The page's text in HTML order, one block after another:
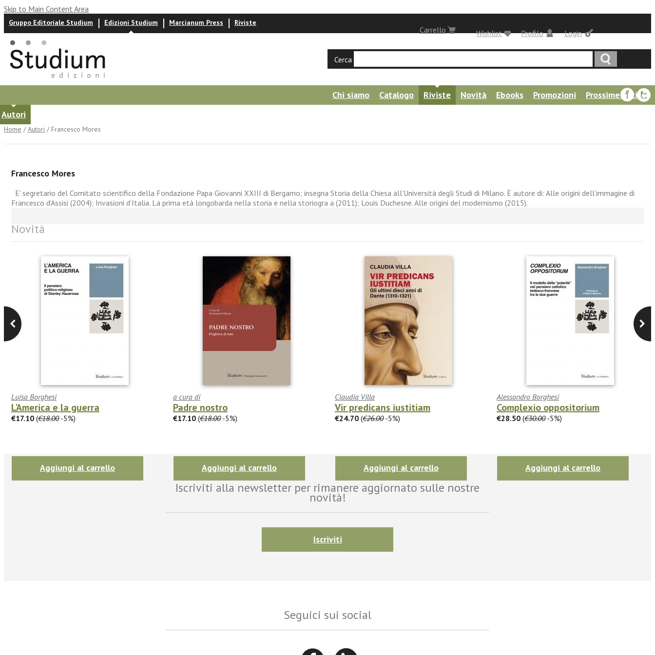
Skip to Main Content Area
Login
Carrello
Gruppo Editoriale Studium Edizioni Studium Marcianum Press Riviste
Profilo
Wishlist
Cerca
Chi siamo Catalogo Riviste Novità Ebooks Promozioni
Prossime uscite
Autori
Home /Autori / Francesco Mores
Francesco Mores
E' segretario del Comitato scientifico della Fondazione Papa Giovanni XXIII di Bergamo; insegna Storia della Chiesa all'Università degli Studi di Milano. È autore di: Alle origini dell’immagine di
Francesco d’Assisi (2004); Invasioni d’Italia. La prima età longobarda nella storia e nella storiogra a (2011); Louis Duchesne. Alle origini del modernismo (2015).
Novità
Luisa Borghesi
L'America e la guerra
€17.10 (€18.00-5%)
Aggiungi al carrello
a cura di
Padre nostro
€17.10 (€18.00-5%)
Aggiungi al carrello
Claudia Villa
Vir predicans iustitiam
€24.70 (€26.00-5%)
Aggiungi al carrello
Alessandro Borghesi
Complexio oppositorium
€28.50 (€30.00-5%)
Aggiungi al carrello
Iscriviti alla newsletter per rimanere aggiornato sulle nostre
novità!
Iscriviti
Seguici sui social